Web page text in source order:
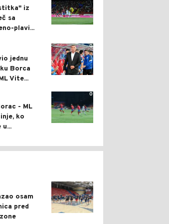
iz
sa
plavi...
0
jednu
Borca
Vite...
0
- ML
ko
0
osam
pred